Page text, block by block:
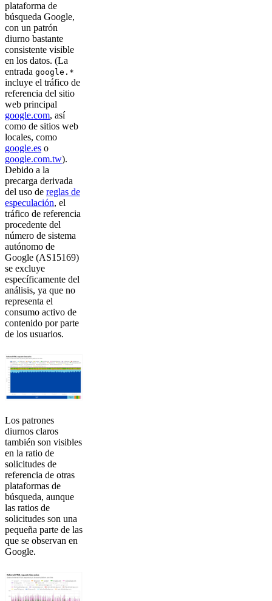
plataforma de
búsqueda Google,
con un patrón
diurno bastante
consistente visible
en los datos. (La
entrada google.*
incluye el tráfico de
referencia del sitio
web principal
google.com, así
como de sitios web
locales, como
google.es o
google.com.tw).
Debido a la
precarga derivada
del uso de reglas de
especulación, el
tráfico de referencia
procedente del
número de sistema
autónomo de
Google (AS15169)
se excluye
específicamente del
análisis, ya que no
representa el
consumo activo de
contenido por parte
de los usuarios.
Los patrones
diurnos claros
también son visibles
en la ratio de
solicitudes de
referencia de otras
plataformas de
búsqueda, aunque
las ratios de
solicitudes son una
pequeña parte de las
que se observan en
Google.